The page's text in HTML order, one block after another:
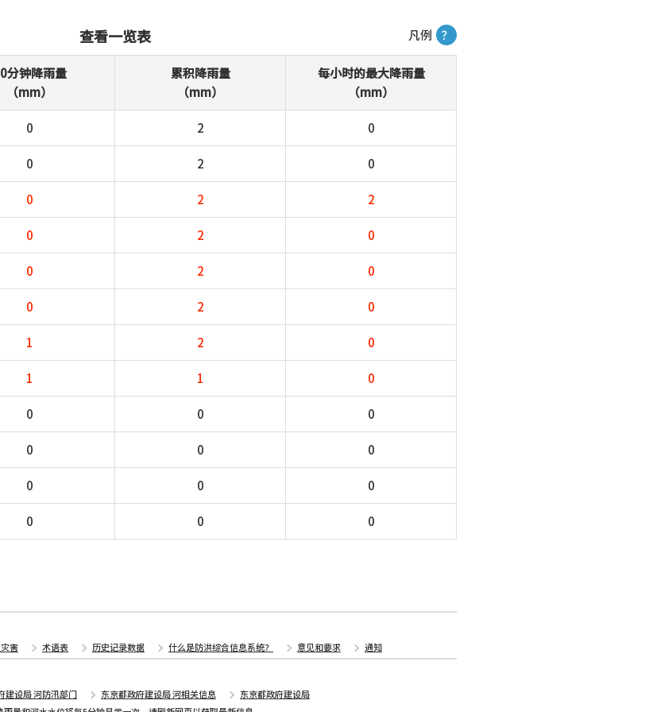
凡例 ？
查看一览表
分钟降雨量
（mm）
累积降雨量
（mm）
每小时的最大降雨量
（mm）
0 2 0
0 2 0
0 2 2
0 2 0
0 2 0
0 2 0
1 2 0
1 1 0
0 0 0
0 0 0
0 0 0
0 0 0
害 术语表 历史记录数据 什么是防洪综合信息系统？ 意见和要求 通知
建设局 河防汛部门 东京都政府建设局 河相关信息
东京都政府建设局